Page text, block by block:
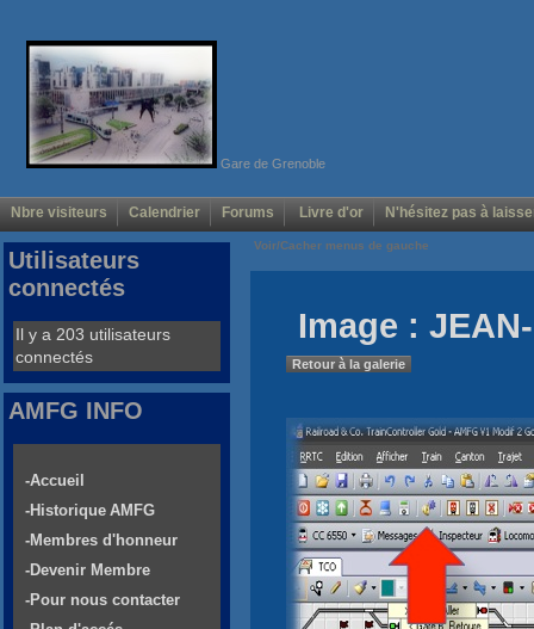
Gare de Grenoble
Nbre visiteurs Calendrier Forums Livre d'or N'hésitez pas à
Voir/Cacher menus de gauche
Image :
Retour à la galerie
Utilisateurs
connectés
Il y a 203 utilisateurs
connectés
AMFG INFO
-Accueil
-Historique AMFG
-Membres d'honneur
-Devenir Membre
-Pour nous contacter